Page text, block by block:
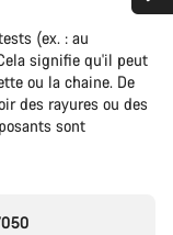
(ex. : au
signifie qu'il peut
ou la chaine. De
des rayures ou des
sont
pour